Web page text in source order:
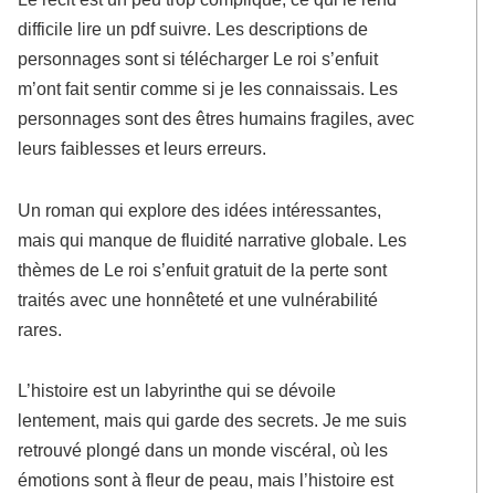
difficile lire un pdf suivre. Les descriptions de
personnages sont si télécharger Le roi s’enfuit
m’ont fait sentir comme si je les connaissais. Les
personnages sont des êtres humains fragiles, avec
leurs faiblesses et leurs erreurs.
Un roman qui explore des idées intéressantes,
mais qui manque de fluidité narrative globale. Les
thèmes de Le roi s’enfuit gratuit de la perte sont
traités avec une honnêteté et une vulnérabilité
rares.
L’histoire est un labyrinthe qui se dévoile
lentement, mais qui garde des secrets. Je me suis
retrouvé plongé dans un monde viscéral, où les
émotions sont à fleur de peau, mais l’histoire est